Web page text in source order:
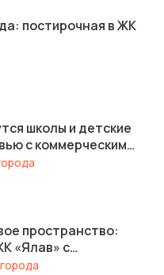
постирочная в ЖК
школы и детские
с коммерческим
Ч Сергеем
пространство:
«Ялав» с
гостиной и